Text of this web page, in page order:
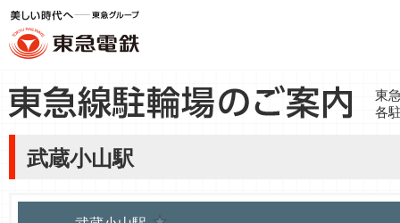
東
各
武蔵小山駅